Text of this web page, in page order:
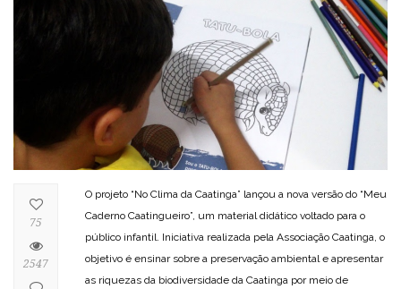
O projeto “No Clima da Caatinga” lançou a nova versão do “Meu
Caderno Caatingueiro”, um material didático voltado para o
público infantil. Iniciativa realizada pela Associação Caatinga, o
objetivo é ensinar sobre a preservação ambiental e apresentar
as riquezas da biodiversidade da Caatinga por meio de
75
2547